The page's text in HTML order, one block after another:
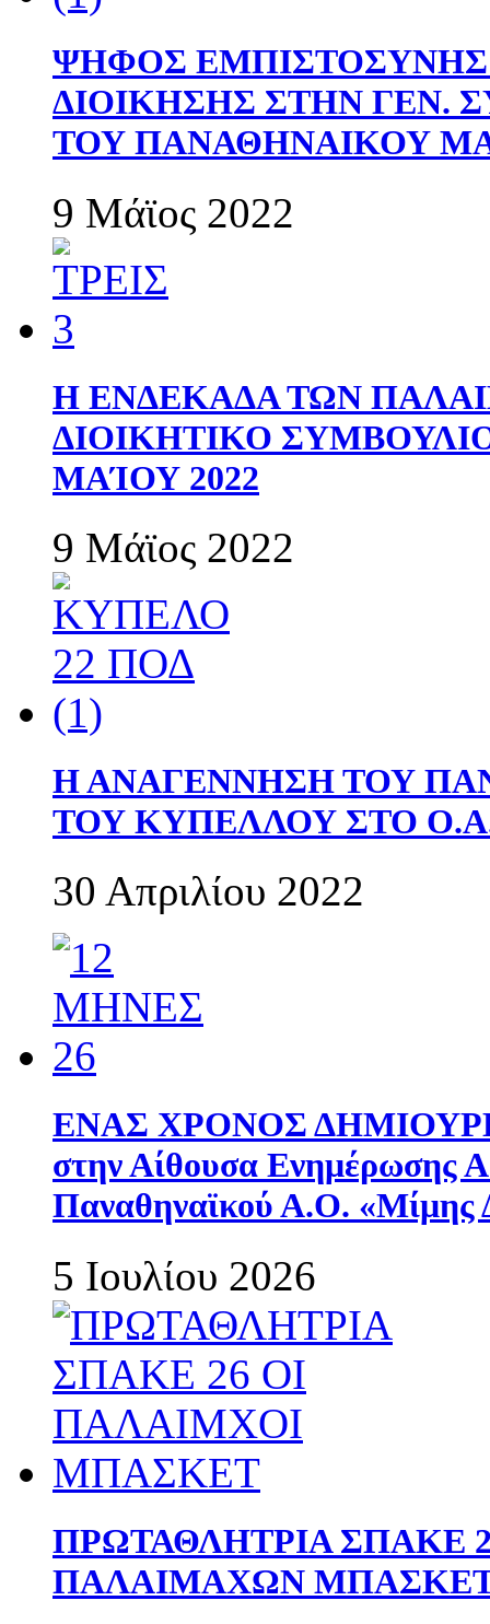
ΨΗΦΟΣ
ΔΙΟΙΚΗΣΗΣ ΣΤΗΝ ΓΕΝ.
ΤΟΥ ΠΑΝΑΘΗΝΑΙΚΟΥ
9 Μάϊος 2022
Η ΕΝΔΕΚΑΔΑ ΤΩΝ
ΔΙΟΙΚΗΤΙΚΟ
ΜΑΊΟΥ 2022
9 Μάϊος 2022
Η ΑΝΑΓΕΝΝΗΣΗ ΤΟΥ
ΤΟΥ ΚΥΠΕΛΛΟΥ ΣΤΟ
30 Απριλίου 2022
ΕΝΑΣ ΧΡΟΝΟΣ
στην Αίθουσα Ενημέρωσης
Παναθηναϊκού Α.Ο. «Μίμης
5 Ιουλίου 2026
ΠΡΩΤΑΘΛΗΤΡΙΑ ΣΠΑΚΕ
ΠΑΛΑΙΜΑΧΩΝ